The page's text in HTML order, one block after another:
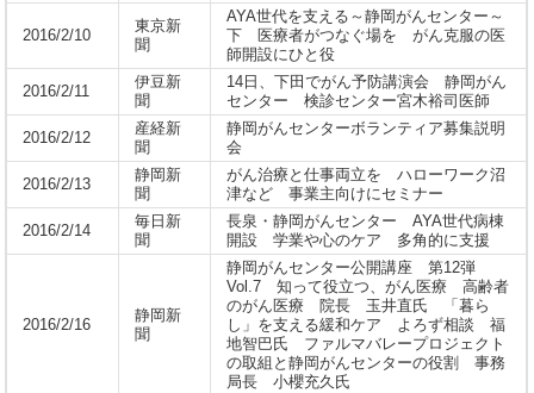
2016/2/10
東京新
聞
AYA世代を支える～静岡がんセンター～
下 医療者がつなぐ場を がん克服の医
師開設にひと役
2016/2/11
伊豆新
聞
14日、下田でがん予防講演会 静岡がん
センター 検診センター宮木裕司医師
2016/2/12
産経新
聞
静岡がんセンターボランティア募集説明
会
2016/2/13
静岡新
聞
がん治療と仕事両立を ハローワーク沼
津など 事業主向けにセミナー
2016/2/14
毎日新
聞
長泉・静岡がんセンター AYA世代病棟
開設 学業や心のケア 多角的に支援
2016/2/16
静岡新
聞
静岡がんセンター公開講座 第12弾
Vol.7 知って役立つ、がん医療 高齢者
のがん医療 院長 玉井直氏 「暮ら
し」を支える緩和ケア よろず相談 福
地智巴氏 ファルマバレープロジェクト
の取組と静岡がんセンターの役割 事務
局長 小櫻充久氏